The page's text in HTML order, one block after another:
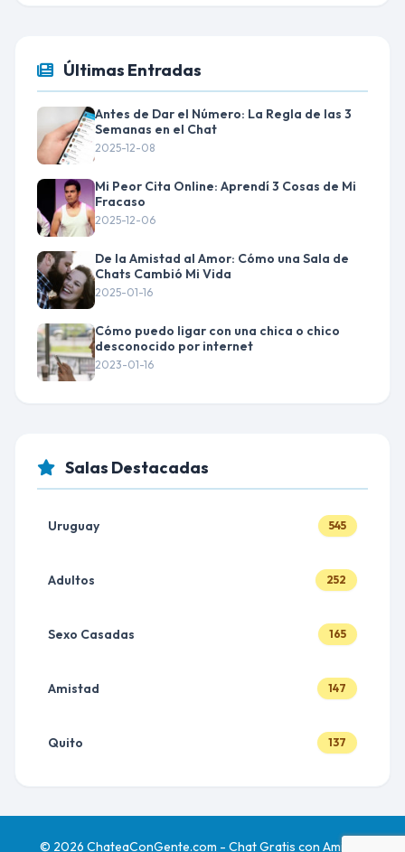
Últimas Entradas
Antes de Dar el Número: La Regla de las 3
Semanas en el Chat
2025-12-08
Mi Peor Cita Online: Aprendí 3 Cosas de Mi
Fracaso
2025-12-06
De la Amistad al Amor: Cómo una Sala de
Chats Cambió Mi Vida
2025-01-16
Cómo puedo ligar con una chica o chico
desconocido por internet
2023-01-16
Salas Destacadas
Uruguay 545
Adultos 252
Sexo Casadas 165
Amistad 147
Quito 137
© 2026 ChateaConGente.com - Chat Gratis con Amigos